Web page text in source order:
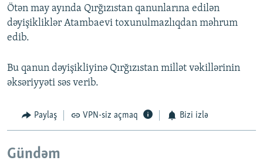
Ötən may ayında Qırğızıstan qanunlarına edilən
dəyişikliklər Atambaevi toxunulmazlıqdan məhrum
edib.
Bu qanun dəyişikliyinə Qırğızıstan millət vəkillərinin
əksəriyyəti səs verib.
Paylaş VPN-siz açmaq Bizi izlə
Gündəm